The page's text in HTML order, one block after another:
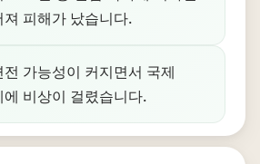
져 피해가 났습니다.
가능성이 커지면서 국제
비상이 걸렸습니다.